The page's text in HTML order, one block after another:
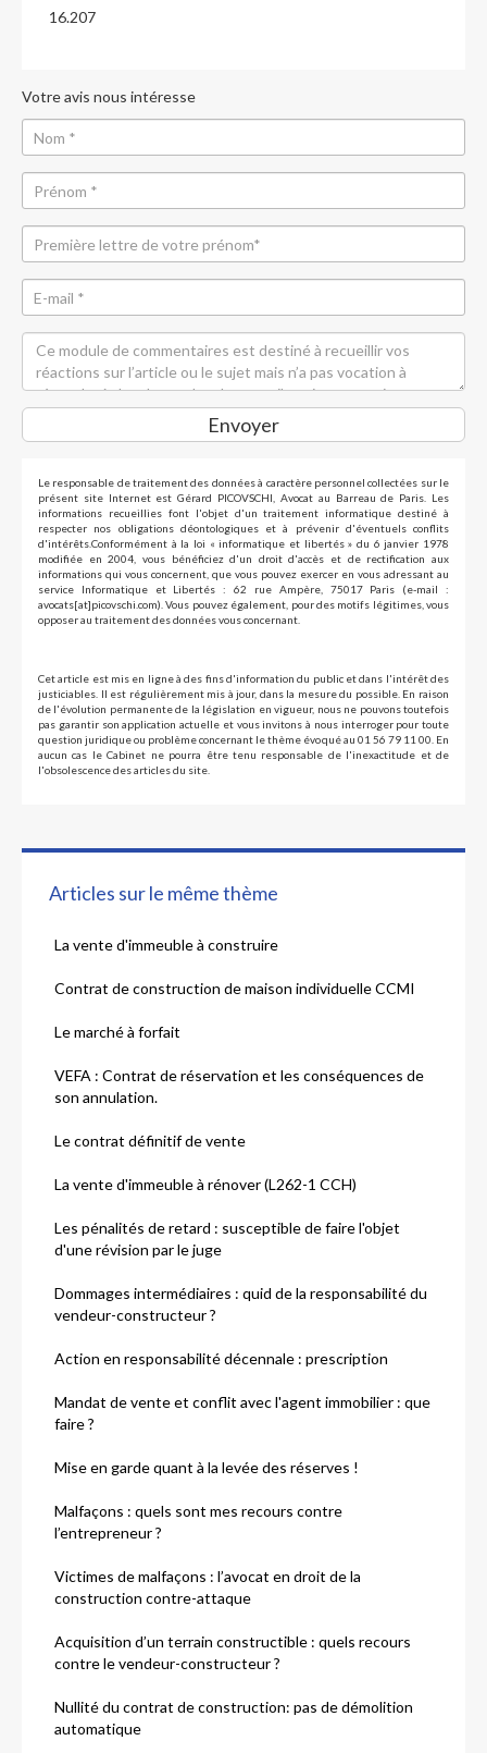
Articles sur le même thème
La vente d'immeuble à construire
Contrat de construction de maison individuelle CCMI
Le marché à forfait
VEFA : Contrat de réservation et les conséquences de
son annulation.
Le contrat définitif de vente
La vente d'immeuble à rénover (L262-1 CCH)
Les pénalités de retard : susceptible de faire l'objet
d'une révision par le juge
Dommages intermédiaires : quid de la responsabilité du
vendeur-constructeur ?
Action en responsabilité décennale : prescription
Mandat de vente et conflit avec l'agent immobilier : que
faire ?
Mise en garde quant à la levée des réserves !
Malfaçons : quels sont mes recours contre
l’entrepreneur ?
Victimes de malfaçons : l’avocat en droit de la
construction contre-attaque
Acquisition d’un terrain constructible : quels recours
contre le vendeur-constructeur ?
Nullité du contrat de construction: pas de démolition
automatique
16.207
Votre avis nous intéresse
Envoyer
Le responsable de traitement des données à caractère personnel collectées sur le
présent site Internet est Gérard PICOVSCHI, Avocat au Barreau de Paris. Les
informations recueillies font l'objet d'un traitement informatique destiné à
respecter nos obligations déontologiques et à prévenir d'éventuels conflits
d'intérêts.Conformément à la loi « informatique et libertés » du 6 janvier 1978
modifiée en 2004, vous bénéficiez d'un droit d'accès et de rectification aux
informations qui vous concernent, que vous pouvez exercer en vous adressant au
service Informatique et Libertés : 62 rue Ampère, 75017 Paris (e-mail :
avocats[at]picovschi.com). Vous pouvez également, pour des motifs légitimes, vous
opposer au traitement des données vous concernant.
Cet article est mis en ligne à des fins d'information du public et dans l'intérêt des
justiciables. Il est régulièrement mis à jour, dans la mesure du possible. En raison
de l'évolution permanente de la législation en vigueur, nous ne pouvons toutefois
pas garantir son application actuelle et vous invitons à nous interroger pour toute
question juridique ou problème concernant le thème évoqué au 01 56 79 11 00. En
aucun cas le Cabinet ne pourra être tenu responsable de l'inexactitude et de
l'obsolescence des articles du site.